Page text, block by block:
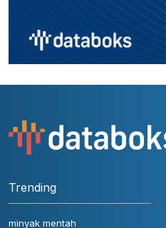
Trending
minyak mentah